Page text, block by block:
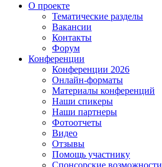
О проекте
Тематические разделы
Вакансии
Контакты
Форум
Конференции
Конференции 2026
Онлайн-форматы
Материалы конференций
Наши спикеры
Наши партнеры
Фотоотчеты
Видео
Отзывы
Помощь участнику
Спонсорские возможности